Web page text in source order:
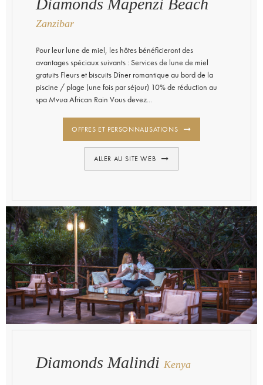
Diamonds Mapenzi Beach
Zanzibar
Pour leur lune de miel, les hôtes bénéficieront des
avantages spéciaux suivants : Services de lune de miel
gratuits Fleurs et biscuits Dîner romantique au bord de la
piscine / plage (une fois par séjour) 10% de réduction au
spa Mvua African Rain Vous devez...
OFFRES ET PERSONNALISATIONS
ALLER AU SITE WEB
Diamonds Malindi Kenya